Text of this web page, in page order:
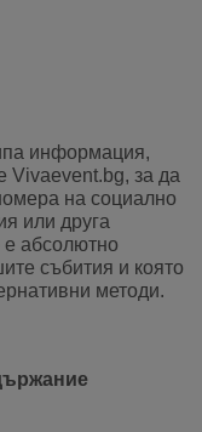
информация,
Vivaevent.bg, за да
на социално
или друга
е абсолютно
събития и която
методи.